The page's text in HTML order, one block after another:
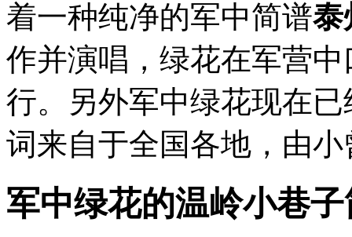
着一种纯净的军中简谱泰
作并演唱，绿花在军营
行。另外军中绿花现在
词来自于全国各地，由
军中绿花的温岭小巷子